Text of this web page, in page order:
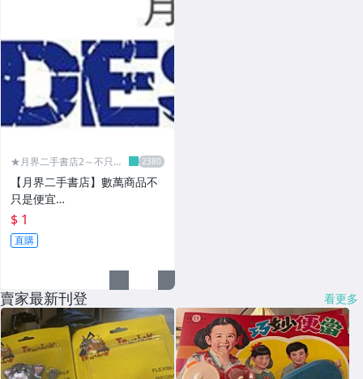
★月界二手書店2～不只是
【月界二手書店】數萬商品不
只是便宜…
$ 1
直購
賣家最新刊登 看更多